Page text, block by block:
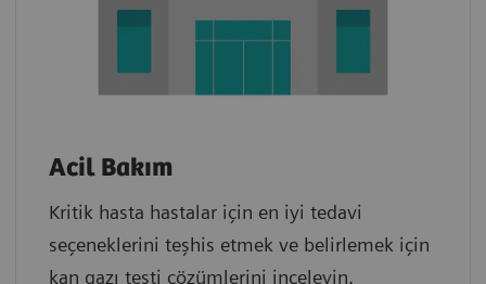
Acil Bakım
Kritik hasta hastalar için en iyi tedavi
seçeneklerini teşhis etmek ve belirlemek için
kan gazı testi çözümlerini inceleyin.